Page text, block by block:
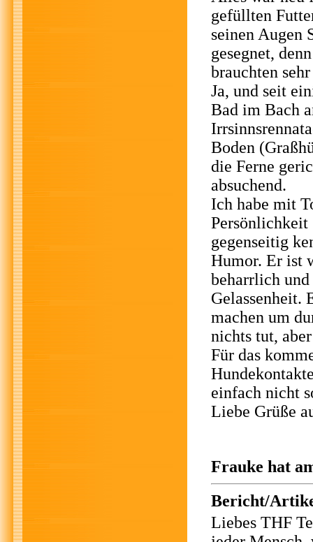
gefüllten
seinen Augen
gesegnet,
brauchten
Ja, und seit
Bad im Bach
Boden
die Ferne
absuchend.
Ich habe mit
Persönlichkeit
gegenseitig
Humor. Er ist
beharrlich
Gelassenheit.
machen um
nichts tut,
Für das
einfach nicht
Liebe Grüße
Frauke hat
Bericht/
Liebes THF